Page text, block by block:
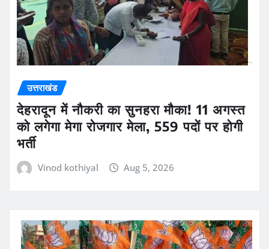
उत्तराखंड
देहरादून में नौकरी का सुनहरा मौका! 11 अगस्त
को लगेगा मेगा रोजगार मेला, 559 पदों पर होगी
भर्ती
Vinod kothiyal Aug 5, 2026